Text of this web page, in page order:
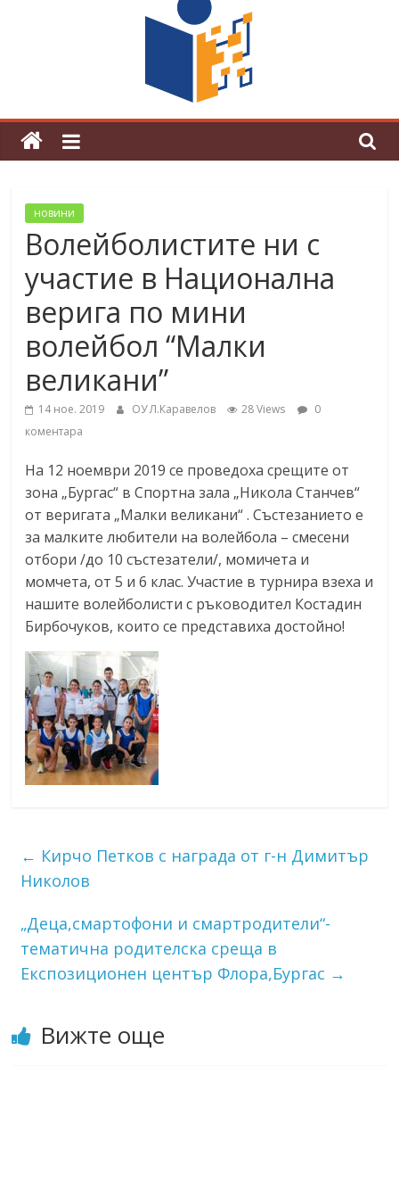
поредна награда от конкурс на
център за развитие на човешките
ресурси (ЦРЧР)
новини
Волейболистите ни с
участие в Национална
верига по мини
волейбол “Малки
великани”
14 ное. 2019 ОУ Л.Каравелов 28 Views
0
коментара
На 12 ноември 2019 се проведоха срещите от
зона „Бургас“ в Спортна зала „Никола Станчев“
от веригата „Малки великани“ . Състезанието е
за малките любители на волейбола – смесени
отбори /до 10 състезатели/, момичета и
момчета, от 5 и 6 клас. Участие в турнира взеха и
нашите волейболисти с ръководител Костадин
Бирбочуков, които се представиха достойно!
← Кирчо Петков с награда от г-н Димитър
Николов
„Деца,смартофони и смартродители“-
тематична родителска среща в
Експозиционен център Флора,Бургас →
Вижте още